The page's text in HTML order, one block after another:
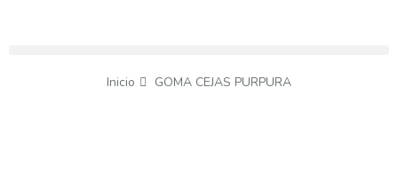
Inicio GOMA CEJAS PURPURA